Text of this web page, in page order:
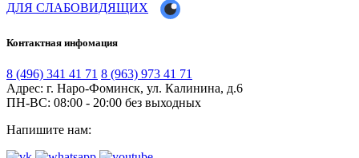
ДЛЯ СЛАБОВИДЯЩИХ
Контактная инфомация
8 (496) 341 41 71 8 (963) 973 41 71
Адрес: г. Наро-Фоминск, ул. Калинина, д.6
ПН-ВС: 08:00 - 20:00 без выходных
Напишите нам: